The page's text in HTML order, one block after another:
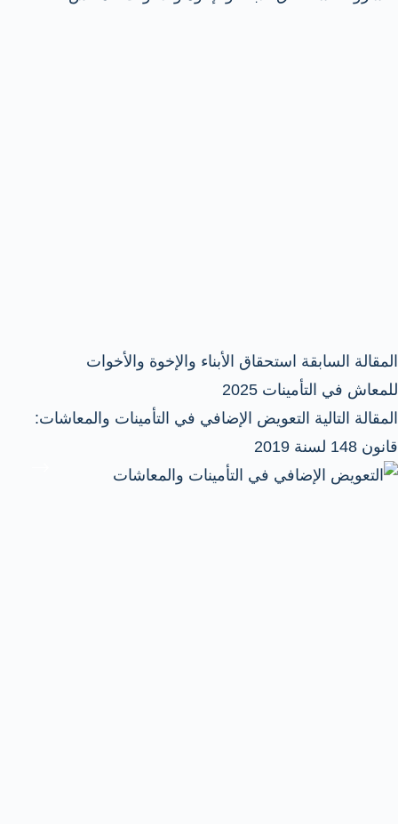
المقالة السابقة استحقاق الأبناء والإخوة والأخوات
للمعاش في التأمينات 2025
المقالة التالية التعويض الإضافي في التأمينات والمعاشات:
قانون 148 لسنة 2019